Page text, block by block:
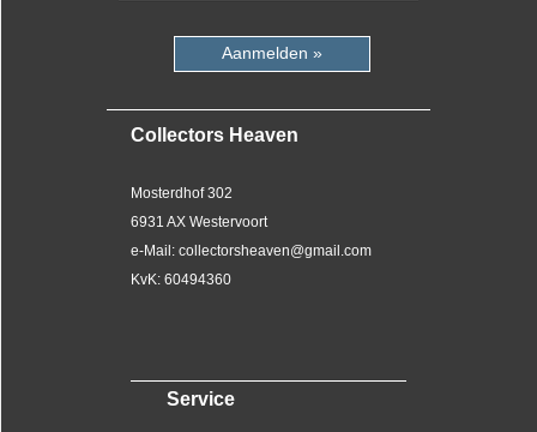
Aanmelden »
Collectors Heaven
Mosterdhof 302
6931 AX Westervoort
e-Mail: collectorsheaven@gmail.com
KvK: 60494360
Service